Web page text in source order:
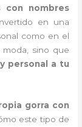
con nombres
en una
como en el
sino que
personal a tu
gorra con
este tipo de